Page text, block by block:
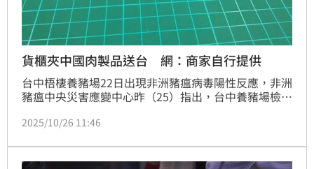
貨櫃夾中國肉製品送台 網：商家自行提供
台中梧棲養豬場22日出現非洲豬瘟病毒陽性反應，非洲
豬瘟中央災害應變中心昨（25）指出，台中養豬場檢出
表示，中國電商淘寶仍買得到中國香腸等產品，且直送
線。
2025/10/26 11:46